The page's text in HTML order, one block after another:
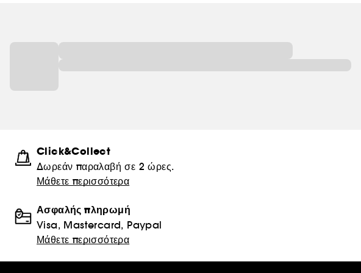
Click&Collect
Δωρεάν παραλαβή σε 2 ώρες.
Μάθετε περισσότερα
Ασφαλής πληρωμή
Visa, Mastercard, Paypal
Μάθετε περισσότερα